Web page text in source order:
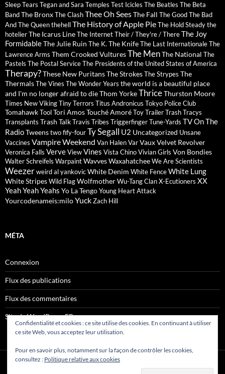
SleepTears Tegan and Sara Temples Test Icicles The Beatles The Beta
BandThe BronxThe ClashThee Oh SeesThe Fall The Good The Bad
And The QueenthehellThe History of Apple PieThe Hold Steadythe
hotelierThe Icarus LineThe InternetTheir / They're / ThereThe Joy
FormidableThe Julie Ruin The K. The KnifeThe Last InternationaleThe
Lawrence Arms Them Crooked VulturesThe MenThe National The
Pastels The Postal ServiceThe Presidents of the United States of America
Therapy?These New PuritansThe StrokesThe Strypes The
ThermalsThe Vines The Wonder Years the world is a beautiful place
and I'm no longer afraid to dieThom YorkeThriceThurston Moore
Times New VikingTiny Terrors Titus Andronicus Tokyo Police Club
TomahawkToolTori AmosTouché AmoréToyTrailer Trash Tracys
Transplants Trash TalkTravis Tribes TriggerfingerTune-Yards TV On The
RadioTweenstwo fify-fourTy Segall U2 Uncategorized Unsane
Vaccines Vampire Weekend Van HalenVarVauxVelvet Revolver
Veronica Falls VerveViewVines Vista ChinoVivian Girls Von Bondies
Walter Schreifels WarpaintWavvesWaxahatcheeWe Are Scientists
Weezerweird al yankovicWhite Denim White FenceWhite Lung
White StripesWild FlagWolfmotherWu-Tang ClanX-Ecutioners XX
Yeah Yeah Yeahs Yo La TengoYoung Heart Attack
Yourcodenameis:miloYuckZach Hill
MÉTA
Connexion
Flux des publications
Flux des commentaires
Site de WordPress-FR
Confidentialité et cookies : ce site utilise des cookies. En continuant à utiliser
ce site Web, vous acceptez leur utilisation.
Pour en savoir plus, notamment sur la façon de contrôler les cookies,
consultez : Politique relative aux cookies